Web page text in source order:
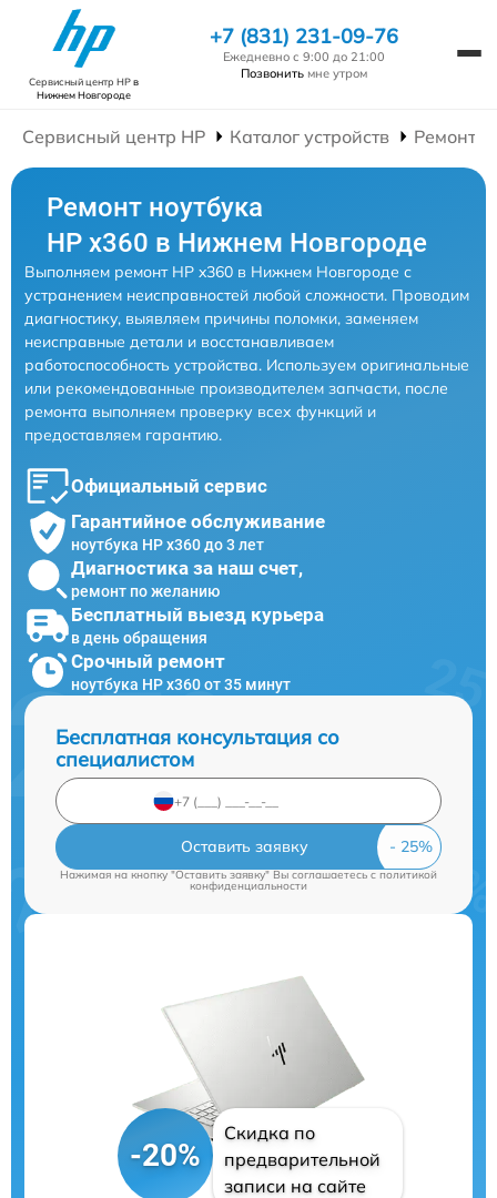
Сервисный центр HPв
Нижнем Новгороде
+7 (831) 231-09-76
Ежедневно с 9:00 до 21:00
Позвонить мне утром
Сервисный центр HP Каталог устройств Ремонт
Ремонт ноутбука
HP x360 в Нижнем Новгороде
Выполняем ремонт HP x360 в Нижнем Новгороде с
устранением неисправностей любой сложности. Проводим
диагностику, выявляем причины поломки, заменяем
неисправные детали и восстанавливаем
работоспособность устройства. Используем оригинальные
или рекомендованные производителем запчасти, после
ремонта выполняем проверку всех функций и
предоставляем гарантию.
Официальный сервис
Гарантийное обслуживание
ноутбука HP x360 до 3 лет
Диагностика за наш счет,
ремонт по желанию
Бесплатный выезд курьера
в день обращения
Срочный ремонт
ноутбука HP x360 от 35 минут
Бесплатная консультация со
специалистом
Оставить заявку
Нажимая на кнопку "Оставить заявку" Вы соглашаетесь cполитикой
конфиденциальности
-20%
Скидка по
предварительной
записи на сайте